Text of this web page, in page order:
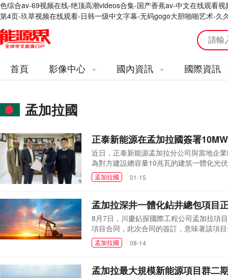
色综合av-69视频在线-绝顶高潮videos合集-国产香蕉av-中文在线观看
第4页-玖草视频在线观看-日韩一级中文字幕-无码gogo大胆啪啪艺术-久
首頁 影像中心 國內資訊 國際資訊
孟加拉國
正泰新能源在孟加拉國簽署
近日，正泰新能源孟加拉分公司與當地企
為對方建設總容量10兆瓦的建筑一體化光
泰新能源在孟加拉國推進的首個BIPV項目
持續發展規劃。正泰新能源通過提供涵蓋
孟加拉國 01-15
孟加拉深井一體化鉆井總包項目
8月7日，川慶鉆探國際工程公司孟加拉項
項目合同，此次合同的簽訂，意味著該項
司主席Md. Akhtaruzzaman作為主賓出席
拉能源供應體系提供堅實保障，對緩解區
孟加拉國 08-14
孟加拉最大規模新能源項目群二